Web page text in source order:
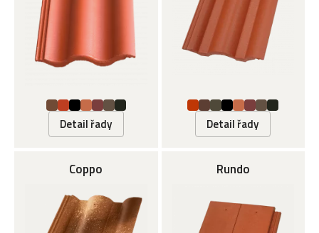
Detail řady Detail řady
Coppo Rundo